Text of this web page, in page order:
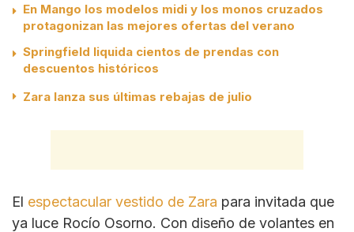
En Mango los modelos midi y los monos cruzados
protagonizan las mejores ofertas del verano
Springfield liquida cientos de prendas con
descuentos históricos
Zara lanza sus últimas rebajas de julio
El espectacular vestido de Zara para invitada que
ya luce Rocío Osorno. Con diseño de volantes en